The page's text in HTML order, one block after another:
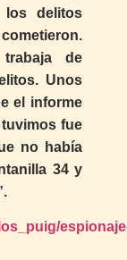
los delitos
de
Unos
el informe
fue
no había
34 y